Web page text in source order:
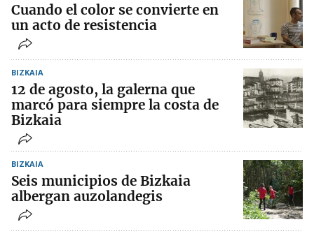
Cuando el color se convierte en
un acto de resistencia
BIZKAIA
12 de agosto, la galerna que
marcó para siempre la costa de
Bizkaia
BIZKAIA
Seis municipios de Bizkaia
albergan auzolandegis